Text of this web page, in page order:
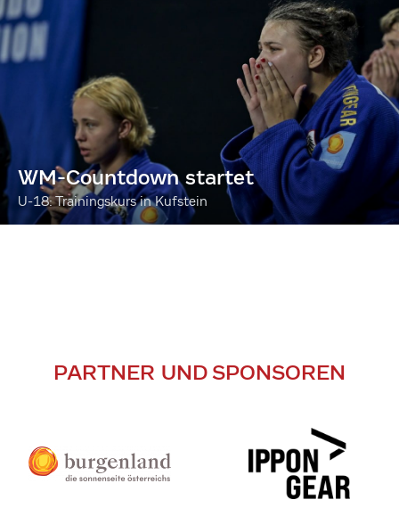
WM-Countdown startet
U-18: Trainingskurs in Kufstein
PARTNER UND SPONSOREN